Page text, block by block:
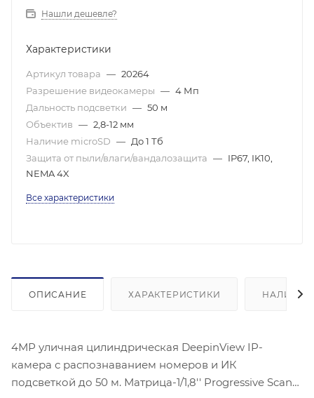
Нашли дешевле?
Характеристики
Артикул товара — 20264
Разрешение видеокамеры — 4 Мп
Дальность подсветки — 50 м
Объектив — 2,8-12 мм
Наличие microSD — До 1 Тб
Защита от пыли/влаги/вандалозащита — IP67, IK10,
NEMA 4X
Все характеристики
ОПИСАНИЕ ХАРАКТЕРИСТИКИ НАЛИЧИЕ
4МР уличная цилиндрическая DeepinView IP-
камера с распознаванием номеров и ИК
подсветкой до 50 м. Матрица-1/1,8'' Progressive Scan